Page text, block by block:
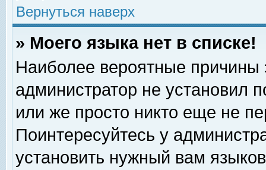
Вернуться наверх
» Моего языка нет в списке!
Наиболее вероятные причины
администратор не установил
или же просто никто еще не
Поинтересуйтесь у
установить нужный вам